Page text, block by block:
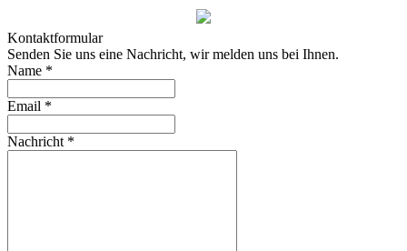
Kontaktformular
Senden Sie uns eine Nachricht, wir melden uns bei Ihnen.
Name *
Email *
Nachricht *